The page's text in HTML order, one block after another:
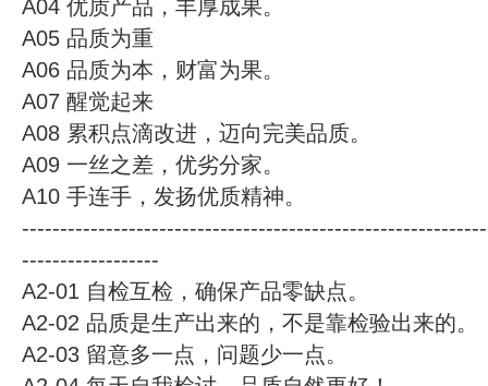
A04 优质产品，丰厚成果。
A05 品质为重
A06 品质为本，财富为果。
A07 醒觉起来
A08 累积点滴改进，迈向完美品质。
A09 一丝之差，优劣分家。
A10 手连手，发扬优质精神。
------------------
A2-01 自检互检，确保产品零缺点。
A2-02 品质是生产出来的，不是靠检验出来的。
A2-03 留意多一点，问题少一点。